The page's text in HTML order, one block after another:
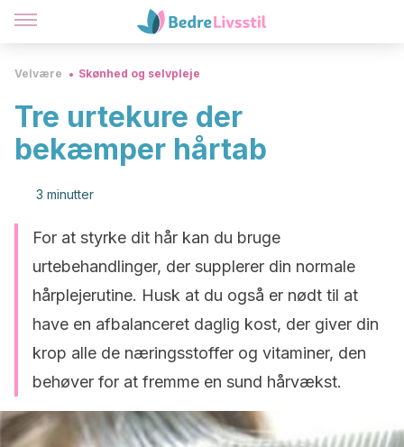
Velvære Skønhed og selvpleje
Tre urtekure der
bekæmper hårtab
3 minutter
For at styrke dit hår kan du bruge
urtebehandlinger, der supplerer din normale
hårplejerutine. Husk at du også er nødt til at
have en afbalanceret daglig kost, der giver din
krop alle de næringsstoffer og vitaminer, den
behøver for at fremme en sund hårvækst.